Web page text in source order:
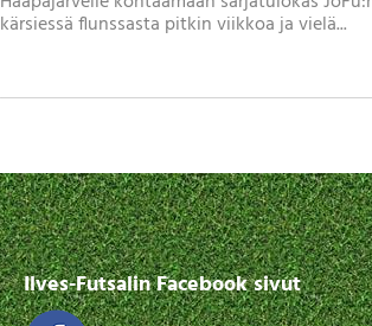
kärsiessä flunssasta pitkin viikkoa ja vielä...
Ilves-Futsalin Facebook sivut